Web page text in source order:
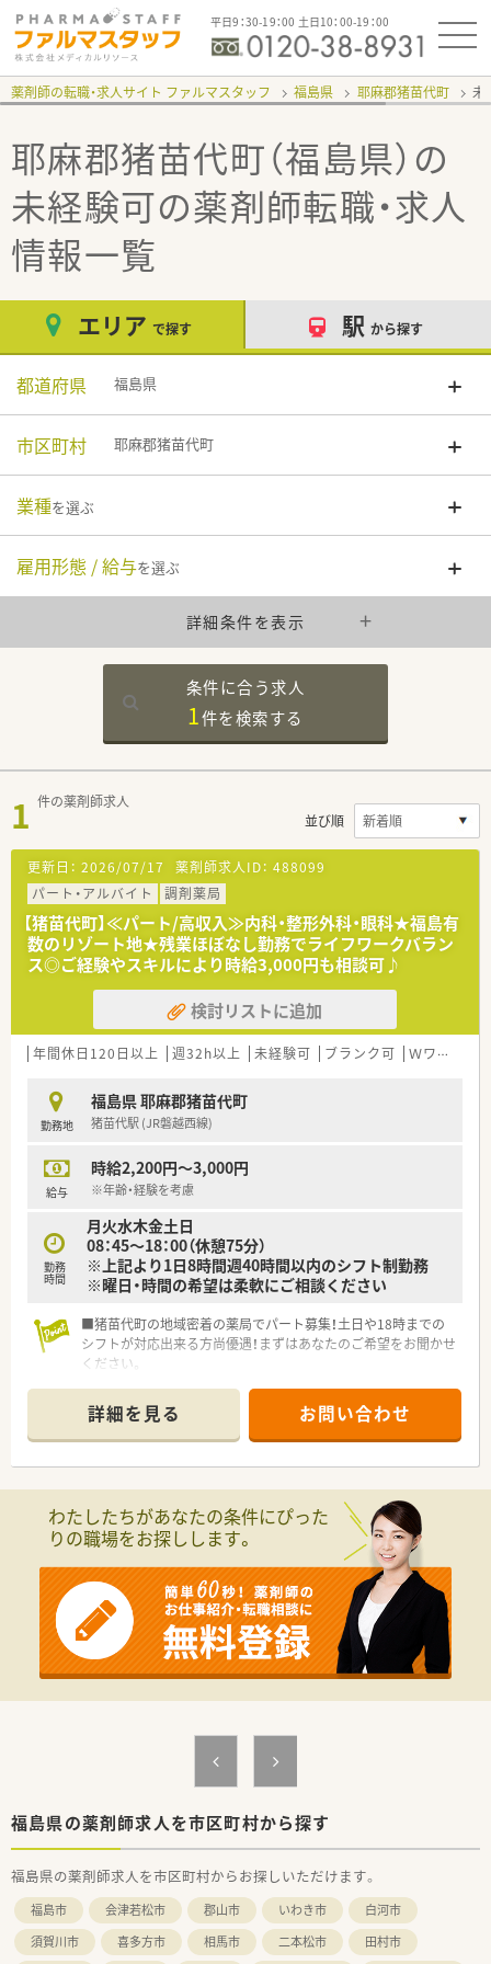
平日9：30-19：00 土日10：00-19：00
薬剤師の転職・求人サイト ファルマスタッフ 福島県 耶麻郡猪苗代町 未
耶麻郡猪苗代町（福島県）の
未経験可の薬剤師転職・求人
情報一覧
エリア で探す 駅 から探す
都道府県 福島県
市区町村 耶麻郡猪苗代町
業種を選ぶ
雇用形態 / 給与を選ぶ
詳細条件を表示
条件に合う求人
1件を検索する
1 件の薬剤師求人
並び順
更新日： 2026/07/17 薬剤師求人ID： 488099
パート・アルバイト
調剤薬局
【猪苗代町】≪パート/高収入≫内科・整形外科・眼科★福島有
数のリゾート地★残業ほぼなし勤務でライフワークバラン
ス◎ご経験やスキルにより時給3,000円も相談可♪
検討リストに追加
年間休日120日以上 週32h以上 未経験可 ブランク可 Ｗワーク可
勤務地
福島県 耶麻郡猪苗代町
猪苗代駅 (JR磐越西線)
給与
時給2,200円～3,000円
※年齢・経験を考慮
勤務
時間
月火水木金土日
08：45～18：00（休憩75分）
※上記より1日8時間週40時間以内のシフト制勤務
※曜日・時間の希望は柔軟にご相談ください
■猪苗代町の地域密着の薬局でパート募集！土日や18時までの
シフトが対応出来る方尚優遇！まずはあなたのご希望をお聞かせ
ください。
汁125日かつ残業ほぼなし店舗でライフワークバランスも充実
◎
■内科、整形外科、眼科メインに地域の処方せんを広く集めてお
ります。学べる環境でじっくり業務にあたれます。
■代表取締役も薬剤師として勤務しており、風通しの良い社風が
魅力です◎
詳細を見る お問い合わせ
わたしたちがあなたの条件にぴった
りの職場をお探しします。
福島県の薬剤師求人を市区町村から探す
福島県の薬剤師求人を市区町村からお探しいただけます。
福島市 会津若松市 郡山市 いわき市
白河市
須賀川市
喜多方市 相馬市 二本松市
田村市